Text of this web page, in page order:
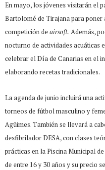
En mayo, los jóvenes visitarán el
Bartolomé de Tirajana para poner
competición de airsoft. Además,
nocturno de actividades acuáticas
celebrar el Día de Canarias en el
elaborando recetas tradicionales.
La agenda de junio incluirá una
torneos de fútbol masculino y
Agüimes. También se llevará a
desfibrilador DESA, con clases
prácticas en la Piscina Municipal
de entre 16 y 30 años y su precio